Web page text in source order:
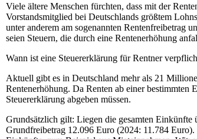
Viele ältere Menschen fürchten, dass mit der
Vorstandsmitglied bei Deutschlands größtem
unter anderem am sogenannten Rentenfreibetrag
seien Steuern, die durch eine Rentenerhöhung
Wann ist eine Steuererklärung für Rentner
Aktuell gibt es in Deutschland mehr als 21
Rentenerhöhung. Da Renten ab einer
Steuererklärung abgeben müssen.
Grundsätzlich gilt: Liegen die gesamten Einkünfte
Grundfreibetrag 12.096 Euro (2024: 11.784